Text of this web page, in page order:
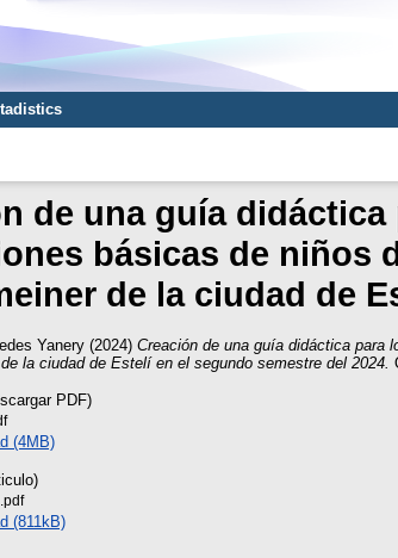
de una guía
básicas de niños
de la ciudad de
Yanery (2024) Creación de una guía didáctica para
la ciudad de Estelí en el segundo semestre del 2024.
PDF)
(4MB)
(811kB)